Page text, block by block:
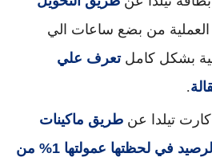
من بضع ساعات الي
بشكل كاملتعرف علي
.
تيلدا عن طريق ماكينات
فوري بلس و يظهر الرصيد في لحظتها عمولتها 1% من